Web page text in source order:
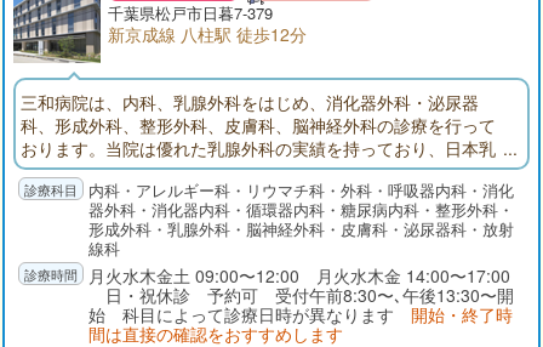
千葉県松戸市日暮7-379
新京成線 八柱駅 徒歩12分
三和病院は、内科、乳腺外科をはじめ、消化器外科・泌尿器
科、形成外科、整形外科、皮膚科、脳神経外科の診療を行って
おります。当院は優れた乳腺外科の実績を持っており、日本乳
癌学会認定施設として乳腺外科医常勤5人体制で地域の乳腺セン
ターとしての役割を果たしています。当院は、地域連携と在宅
医療を推進し、医療の安全の徹底・安心の確立とともに、常に
患者さんの精神的支えとなり、心あたたまる信頼の病院づくり
を目指します。
内科・アレルギー科・リウマチ科・外科・呼吸器内科・消化
器外科・消化器内科・循環器内科・糖尿病内科・整形外科・
形成外科・乳腺外科・脳神経外科・皮膚科・泌尿器科・放射
線科
月火水木金土 09:00〜12:00 月火水木金 14:00〜17:00
日・祝休診 予約可 受付午前8:30〜､午後13:30〜開
始 科目によって診療日時が異なります 開始・終了時
間は直接の確認をおすすめします